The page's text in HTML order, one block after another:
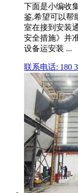
下面是小编收
鉴,希望可以帮
室在接到安装
安全措施》并
设备运安装 ...
联系电话: 180